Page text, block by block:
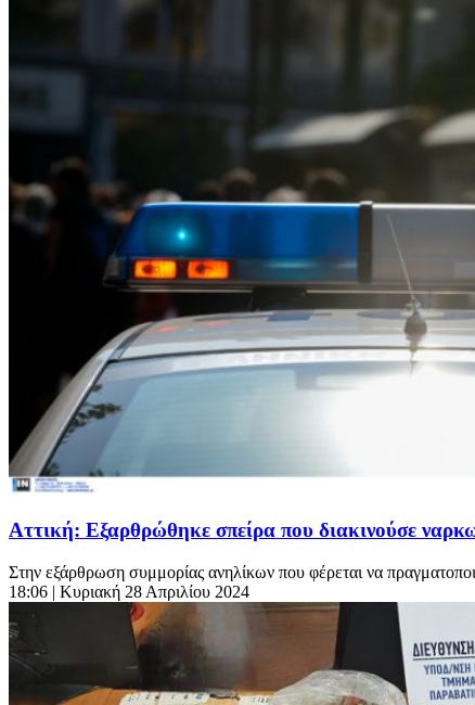
Αττική: Εξαρθρώθηκε σπείρα που διακινούσε
Στην εξάρθρωση συμμορίας ανηλίκων που φέρεται να
18:06 | Κυριακή 28 Απριλίου 2024